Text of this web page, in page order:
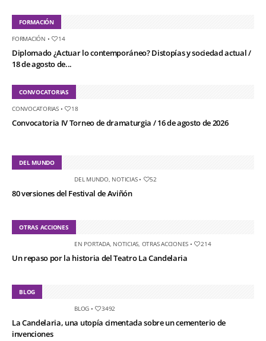
FORMACIÓN
FORMACIÓN • 14
Diplomado ¿Actuar lo contemporáneo? Distopías y sociedad actual /
18 de agosto de...
CONVOCATORIAS
CONVOCATORIAS• 18
Convocatoria IV Torneo de dramaturgia / 16 de agosto de 2026
DEL MUNDO
DEL MUNDO, NOTICIAS• 52
80 versiones del Festival de Aviñón
OTRAS ACCIONES
EN PORTADA, NOTICIAS OTRAS ACCIONES • 214
Un repaso por la historia del Teatro La Candelaria
BLOG
BLOG • 3492
La Candelaria, una utopía cimentada sobre un cementerio de
invenciones